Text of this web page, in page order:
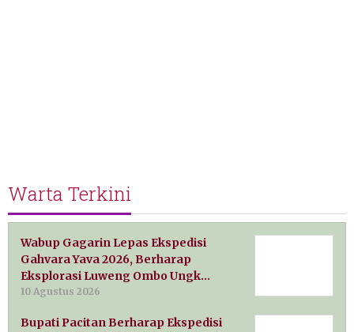
Warta Terkini
Wabup Gagarin Lepas Ekspedisi
Gahvara Yava 2026, Berharap
Eksplorasi Luweng Ombo Ungk…
10 Agustus 2026
Bupati Pacitan Berharap Ekspedisi